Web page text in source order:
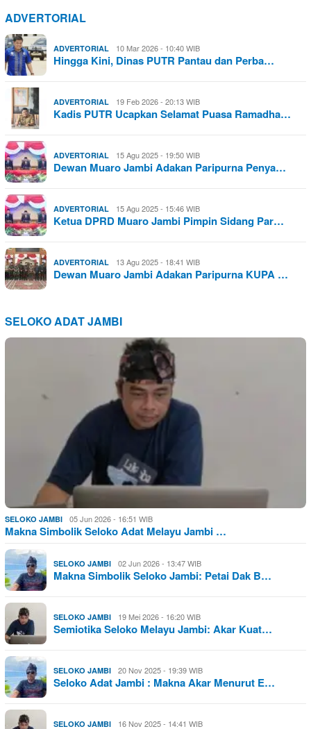
ADVERTORIAL
ADVERTORIAL 10 Mar 2026 - 10:40 WIB
Hingga Kini, Dinas PUTR Pantau dan Perba…
ADVERTORIAL 19 Feb 2026 - 20:13 WIB
Kadis PUTR Ucapkan Selamat Puasa Ramadha…
ADVERTORIAL 15 Agu 2025 - 19:50 WIB
Dewan Muaro Jambi Adakan Paripurna Penya…
ADVERTORIAL 15 Agu 2025 - 15:46 WIB
Ketua DPRD Muaro Jambi Pimpin Sidang Par…
ADVERTORIAL 13 Agu 2025 - 18:41 WIB
Dewan Muaro Jambi Adakan Paripurna KUPA …
SELOKO ADAT JAMBI
SELOKO JAMBI 05 Jun 2026 - 16:51 WIB
Makna Simbolik Seloko Adat Melayu Jambi …
SELOKO JAMBI 02 Jun 2026 - 13:47 WIB
Makna Simbolik Seloko Jambi: Petai Dak B…
SELOKO JAMBI 19 Mei 2026 - 16:20 WIB
Semiotika Seloko Melayu Jambi: Akar Kuat…
SELOKO JAMBI 20 Nov 2025 - 19:39 WIB
Seloko Adat Jambi : Makna Akar Menurut E…
SELOKO JAMBI 16 Nov 2025 - 14:41 WIB